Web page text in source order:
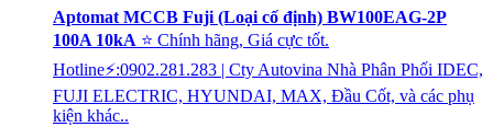
Aptomat MCCB Fuji (Loại cố định) BW100EAG-2P
100A 10kA ⭐ Chính hãng, Giá cực tốt.
Hotline⚡:0902.281.283 | Cty Autovina Nhà Phân Phối IDEC,
FUJI ELECTRIC, HYUNDAI, MAX, Đầu Cốt, và các phụ
kiện khác..